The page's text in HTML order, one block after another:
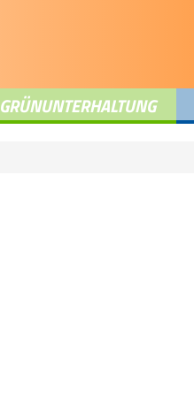
GRÜNUNTERHALTUNG